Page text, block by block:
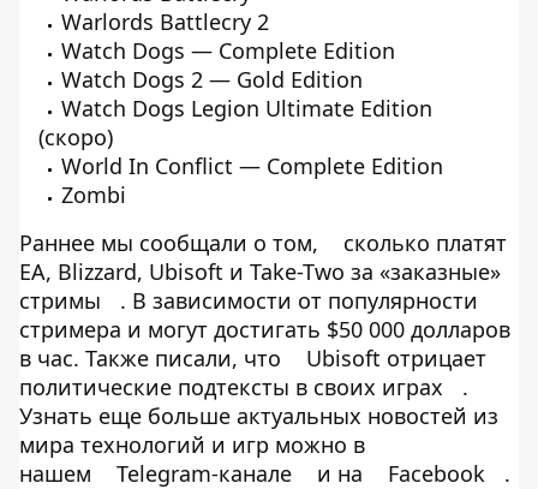
Warlords Battlecry 2
Watch Dogs — Complete Edition
Watch Dogs 2 — Gold Edition
Watch Dogs Legion Ultimate Edition
(скоро)
World In Conflict — Complete Edition
Zombi
Раннее мы сообщали о том,
сколько платят
EA, Blizzard, Ubisoft и Take-Two за «заказные»
стримы
. В зависимости от популярности
стримера и могут достигать $50 000 долларов
в час. Также писали, что
Ubisoft отрицает
политические подтексты в своих играх
.
Узнать еще больше актуальных новостей из
мира технологий и игр можно в
нашем
Telegram-канале и на Facebook .